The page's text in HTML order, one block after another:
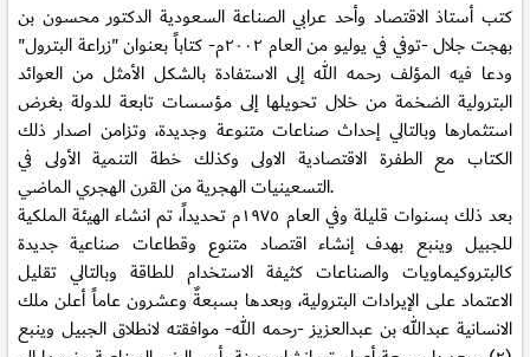
كتب أستاذ الاقتصاد وأحد عرابي الصناعة السعودية الدكتور محسون بن
بهجت جلال -توفي في يوليو من العام ٢٠٠٢م- كتاباً بعنوان "زراعة البترول"
ودعا فيه المؤلف رحمه الله إلى الاستفادة بالشكل الأمثل من العوائد
البترولية الضخمة من خلال تحويلها إلى مؤسسات تابعة للدولة بغرض
استثمارها وبالتالي إحداث صناعات متنوعة وجديدة، وتزامن اصدار ذلك
الكتاب مع الطفرة الاقتصادية الاولى وكذلك خطة التنمية الأولى في
التسعينيات الهجرية من القرن الهجري الماضي.
بعد ذلك بسنوات قليلة وفي العام ١٩٧٥م تحديداً، تم انشاء الهيئة الملكية
للجبيل وينبع بهدف إنشاء اقتصاد متنوع وقطاعات صناعية جديدة
كالبتروكيماويات والصناعات كثيفة الاستخدام للطاقة وبالتالي تقليل
الاعتماد على الإيرادات البترولية، وبعدها بسبعةٌ وعشرون عاماً أعلن ملك
الانسانية عبدالله بن عبدالعزيز -رحمه الله- موافقته لانطلاق الجبيل وينبع